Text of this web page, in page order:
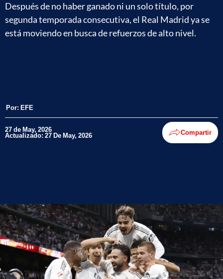
Después de no haber ganado ni un solo título, por
segunda temporada consecutiva, el Real Madrid ya se
está moviendo en busca de refuerzos de alto nivel.
Por: EFE
27 de May, 2026
Actualizado: 27 De May, 2026 Compartir